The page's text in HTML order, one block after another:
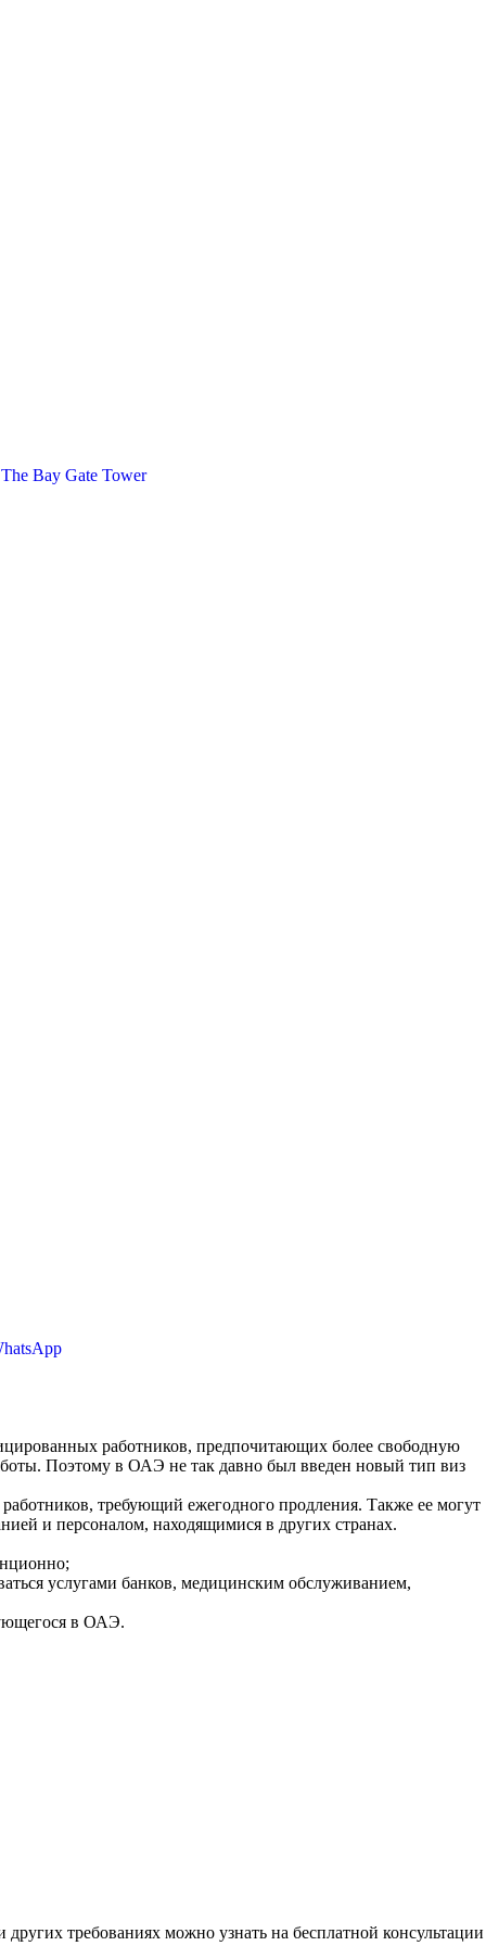
Bay Gate Tower
работников, предпочитающих более свободную
Поэтому в ОАЭ не так давно был введен новый тип виз
требующий ежегодного продления. Также ее могут
и персоналом, находящимися в других странах.
услугами банков, медицинским обслуживанием,
в ОАЭ.
требованиях можно узнать на бесплатной консультации